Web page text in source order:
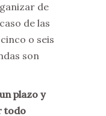
de
de las
o seis
son
plazo y
todo